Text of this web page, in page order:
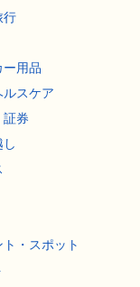
行
ー用品
ルスケア
証券
・スポット